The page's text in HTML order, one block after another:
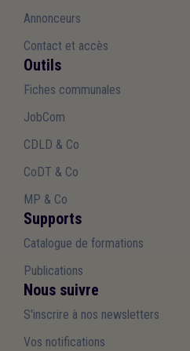
Annonceurs
Contact et accès
Outils
Fiches communales
JobCom
CDLD & Co
CoDT & Co
MP & Co
Supports
Catalogue de formations
Publications
Nous suivre
S'inscrire à nos newsletters
Vos notifications